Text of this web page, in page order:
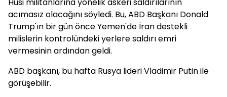
acımasız olacağını söyledi. Bu, ABD Başkanı Donald
Trump'ın bir gün önce Yemen'de İran destekli
milislerin kontrolündeki yerlere saldırı emri
vermesinin ardından geldi.
ABD başkanı, bu hafta Rusya lideri Vladimir Putin ile
görüşebilir.